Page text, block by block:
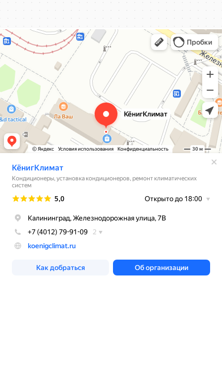
КёнигКлимат
Кондиционеры в Калининграде
Установка кондиционеров в Калининграде